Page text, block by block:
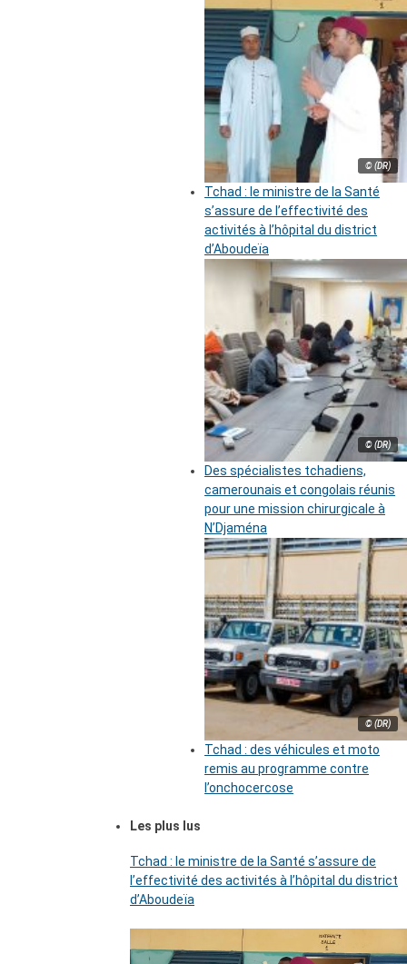
© (DR)
Tchad : le ministre de la Santé
s’assure de l’effectivité des
activités à l’hôpital du district
d’Aboudeïa
© (DR)
Des spécialistes tchadiens,
camerounais et congolais réunis
pour une mission chirurgicale à
N’Djaména
© (DR)
Tchad : des véhicules et moto
remis au programme contre
l’onchocercose
Les plus lus
Tchad : le ministre de la Santé s’assure de
l’effectivité des activités à l’hôpital du district
d’Aboudeïa